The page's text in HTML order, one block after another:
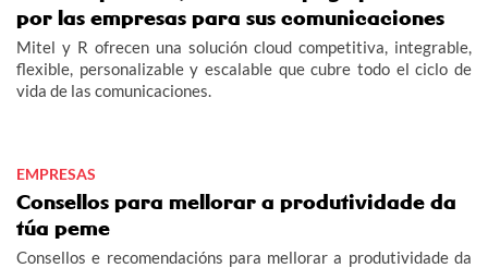
por las empresas para sus comunicaciones
Mitel y R ofrecen una solución cloud competitiva, integrable,
flexible, personalizable y escalable que cubre todo el ciclo de
vida de las comunicaciones.
EMPRESAS
Consellos para mellorar a produtividade da
túa peme
Consellos e recomendacións para mellorar a produtividade da